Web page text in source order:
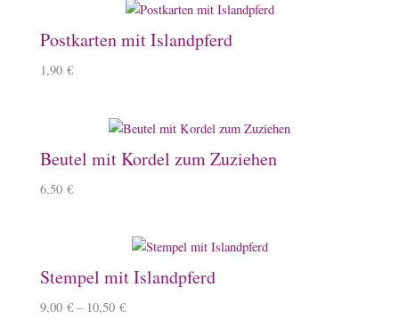
Postkarten mit Islandpferd
1,90 €
Beutel mit Kordel zum Zuziehen
6,50 €
Stempel mit Islandpferd
9,00 € – 10,50 €